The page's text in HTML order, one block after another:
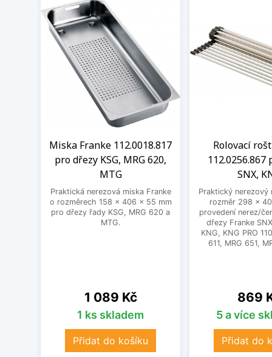
Miska Franke 112.0018.817
pro dřezy KSG, MRG 620,
MTG
Praktická nerezová miska Franke
o rozměrech 158 x 406 x 55 mm
pro dřezy řady KSG, MRG 620 a
MTG.
Cena
1 089 Kč
1 ks skladem
Přidat do košíku
Rolovací
112.0256.867
SNX,
Praktický nerezový
rozměr 298 x
provedení nerez/
dřezy Franke
KNG, KNG PRO
611, MRG 651,
Cena
869
5 a více
Přidat do